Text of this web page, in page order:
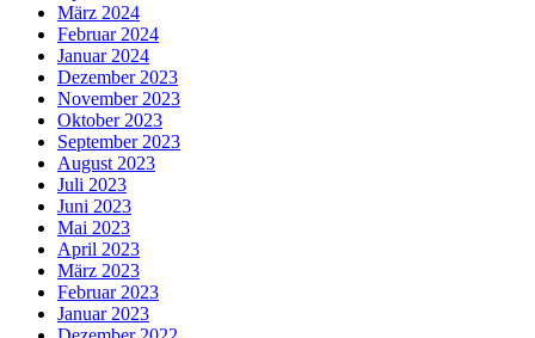
März 2024
Februar 2024
Januar 2024
Dezember 2023
November 2023
Oktober 2023
September 2023
August 2023
Juli 2023
Juni 2023
Mai 2023
April 2023
März 2023
Februar 2023
Januar 2023